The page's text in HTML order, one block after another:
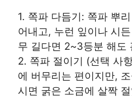
1. 쪽파 다듬기: 쪽파 뿌
어내고, 누런 잎이나 시
무 길다면 2~3등분 해도
2. 쪽파 절이기 (선택 사
에 버무리는 편이지만,
시면 굵은 소금에 살짝